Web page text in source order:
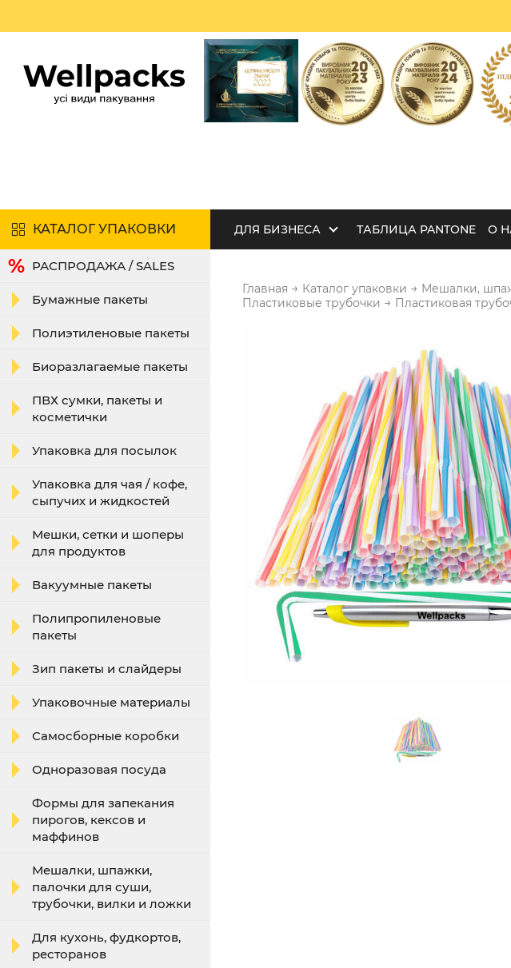
КАТАЛОГ УПАКОВКИ ДЛЯ БИЗНЕСА ТАБЛИЦА PANTONE О
РАСПРОДАЖА / SALES
Бумажные пакеты
Полиэтиленовые пакеты
Биоразлагаемые пакеты
ПВХ сумки, пакеты и
косметички
Упаковка для посылок
Упаковка для чая / кофе,
сыпучих и жидкостей
Мешки, сетки и шоперы
для продуктов
Вакуумные пакеты
Полипропиленовые
пакеты
Зип пакеты и слайдеры
Упаковочные материалы
Самосборные коробки
Одноразовая посуда
Формы для запекания
пирогов, кексов и
маффинов
Мешалки, шпажки,
палочки для суши,
трубочки, вилки и ложки
Для кухонь, фудкортов,
ресторанов
Главная → Каталог упаковки → Мешалки,
Пластиковые трубочки → Пластиковая